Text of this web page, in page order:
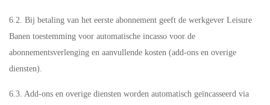
6.2. Bij betaling van het eerste abonnement geeft de werkgever Leisure
Banen toestemming voor automatische incasso voor de
abonnementsverlenging en aanvullende kosten (add-ons en overige
diensten).
6.3. Add-ons en overige diensten worden automatisch geïncasseerd via